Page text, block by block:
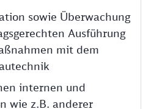
sowie Überwachung
Ausführung
mit dem
internen und
wie z.B. anderer